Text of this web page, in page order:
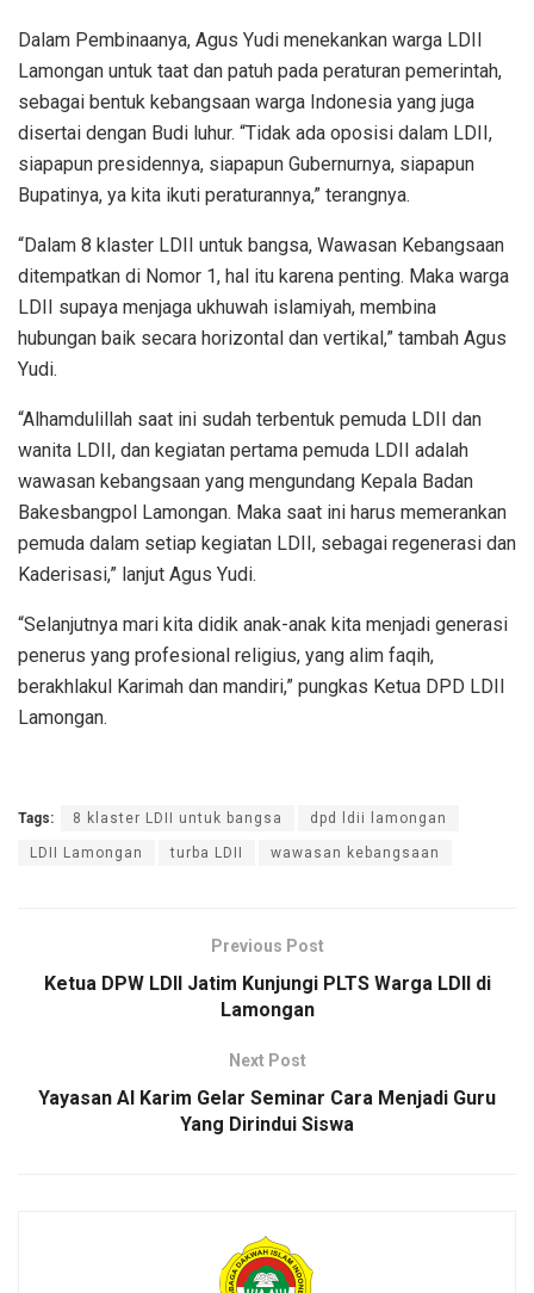
Dalam Pembinaanya, Agus Yudi menekankan warga LDII
Lamongan untuk taat dan patuh pada peraturan pemerintah,
sebagai bentuk kebangsaan warga Indonesia yang juga
disertai dengan Budi luhur. “Tidak ada oposisi dalam LDII,
siapapun presidennya, siapapun Gubernurnya, siapapun
Bupatinya, ya kita ikuti peraturannya,” terangnya.
“Dalam 8 klaster LDII untuk bangsa, Wawasan Kebangsaan
ditempatkan di Nomor 1, hal itu karena penting. Maka warga
LDII supaya menjaga ukhuwah islamiyah, membina
hubungan baik secara horizontal dan vertikal,” tambah Agus
Yudi.
“Alhamdulillah saat ini sudah terbentuk pemuda LDII dan
wanita LDII, dan kegiatan pertama pemuda LDII adalah
wawasan kebangsaan yang mengundang Kepala Badan
Bakesbangpol Lamongan. Maka saat ini harus memerankan
pemuda dalam setiap kegiatan LDII, sebagai regenerasi dan
Kaderisasi,” lanjut Agus Yudi.
“Selanjutnya mari kita didik anak-anak kita menjadi generasi
penerus yang profesional religius, yang alim faqih,
berakhlakul Karimah dan mandiri,” pungkas Ketua DPD LDII
Lamongan.
Tags: 8 klaster LDII untuk bangsa dpd ldii lamongan
LDII Lamongan turba LDII wawasan kebangsaan
Previous Post
Ketua DPW LDII Jatim Kunjungi PLTS Warga LDII di
Lamongan
Next Post
Yayasan Al Karim Gelar Seminar Cara Menjadi Guru
Yang Dirindui Siswa